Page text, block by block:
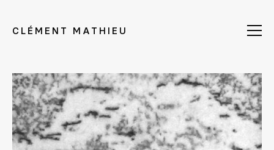
CLÉMENT MATHIEU